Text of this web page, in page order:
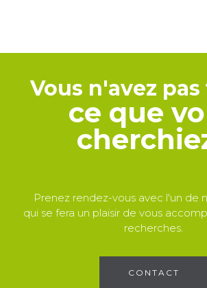
Vous n'avez
ce que
Prenez rendez-vous avec l'un de
qui se fera un plaisir de vous
recherches.
CONTACT